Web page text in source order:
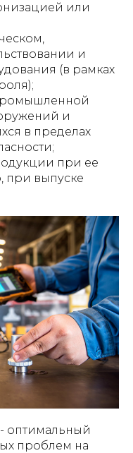
или
и
(в рамках
и
в пределах
при ее
при выпуске
оптимальный
проблем на